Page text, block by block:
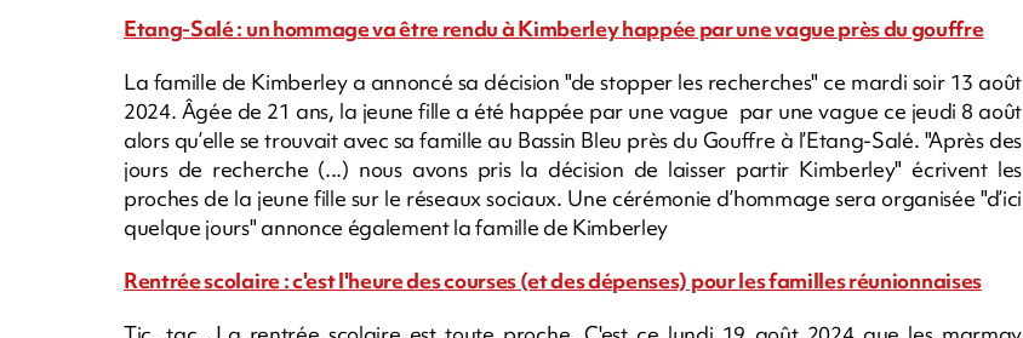
Etang-Salé : un hommage va être rendu à Kimberley happée par une vague près du gouffre
La famille de Kimberley a annoncé sa décision "de stopper les recherches" ce mardi soir 13 août
2024. Âgée de 21 ans, la jeune fille a été happée par une vague par une vague ce jeudi 8 août
alors qu’elle se trouvait avec sa famille au Bassin Bleu près du Gouffre à l’Etang-Salé. "Après des
jours de recherche (...) nous avons pris la décision de laisser partir Kimberley" écrivent les
proches de la jeune fille sur le réseaux sociaux. Une cérémonie d’hommage sera organisée "d’ici
quelque jours" annonce également la famille de Kimberley
Rentrée scolaire : c'est l'heure des courses (et des dépenses) pour les familles réunionnaises